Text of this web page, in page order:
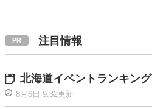
注目情報
北海道イベントランキング
8月6日 9:32更新